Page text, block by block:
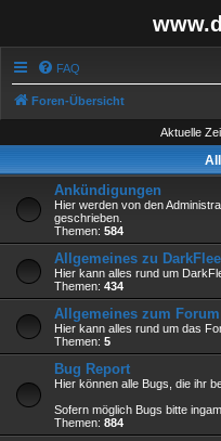
FAQ
Foren-Übersicht
Aktuelle
Ankündigungen
Hier werden von den
geschrieben.
Themen: 584
Allgemeines zu
Hier kann alles rund um
Themen: 434
Allgemeines zum Forum
Hier kann alles rund um das
Themen: 5
Bug Report
Hier können alle Bugs, die ihr
Sofern möglich Bugs bitte
Themen: 884